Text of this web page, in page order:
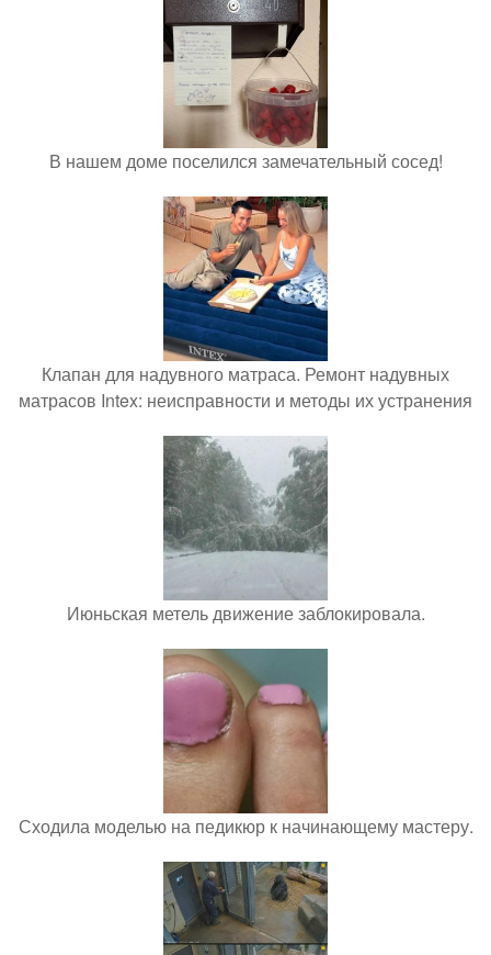
В нашем доме поселился замечательный сосед!
Клапан для надувного матраса. Ремонт надувных
матрасов Intex: неисправности и методы их устранения
Июньская метель движение заблокировала.
Сходила моделью на педикюр к начинающему мастеру.